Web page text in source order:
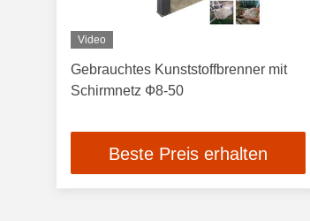
Video
Gebrauchtes Kunststoffbrenner mit
Schirmnetz Ф8-50
Beste Preis erhalten